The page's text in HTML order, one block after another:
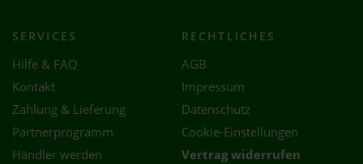
SERVICES
Hilfe & FAQ
Kontakt
Zahlung & Lieferung
Partnerprogramm
Händler werden
RECHTLICHES
AGB
Impressum
Datenschutz
Cookie-Einstellungen
Vertrag widerrufen